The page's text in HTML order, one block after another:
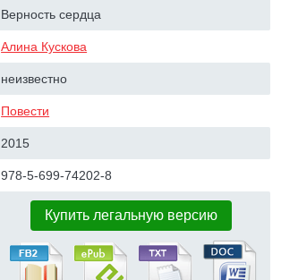
Верность сердца
Алина Кускова
неизвестно
Повести
2015
978-5-699-74202-8
Купить легальную версию